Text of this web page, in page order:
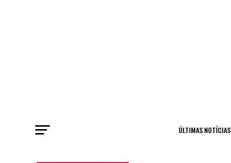
ÚLTIMAS NOTÍCIAS